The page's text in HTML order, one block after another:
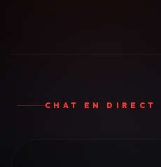
CHAT EN DIRECT